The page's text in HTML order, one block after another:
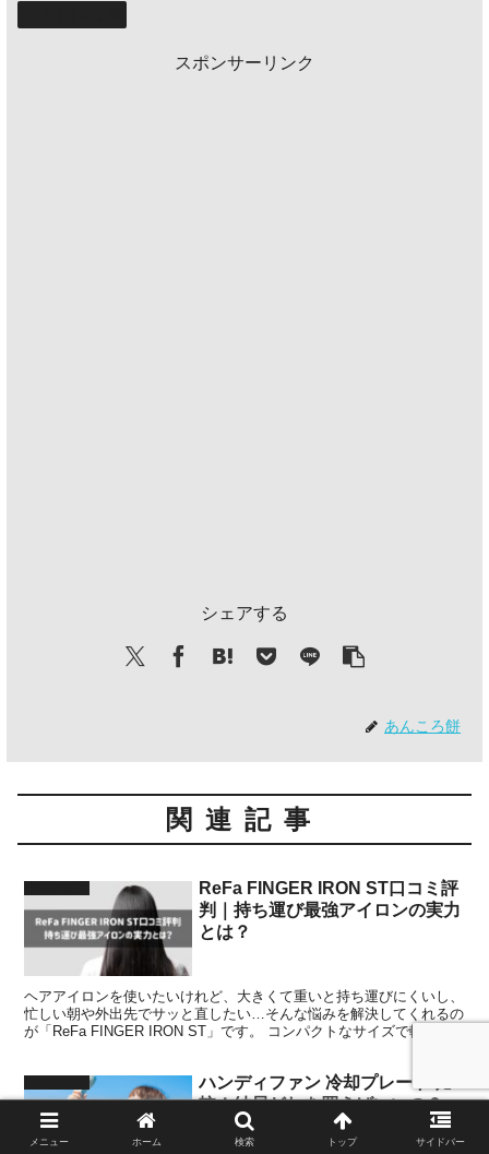
スポンサーリンク
シェアする
あんころ餅
関連記事
ReFa FINGER IRON ST口コミ評
判｜持ち運び最強アイロンの実力
とは？
ヘアアイロンを使いたいけれど、大きくて重いと持ち運びにくいし、
忙しい朝や外出先でサッと直したい…そんな悩みを解決してくれるの
が「ReFa FINGER IRON ST」です。 コンパクトなサイズで軽量設
ハンディファン 冷却プレート 比
較！結局どれを買えばいいの？
メニュー ホーム 検索 トップ サイドバー